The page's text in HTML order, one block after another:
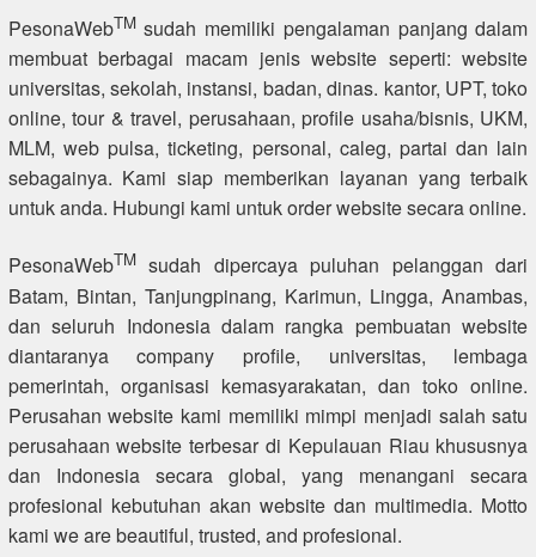
PesonaWebTMsudah memiliki pengalaman panjang dalam
membuat berbagai macam jenis website seperti: website
universitas, sekolah, instansi, badan, dinas. kantor, UPT, toko
online, tour & travel, perusahaan, profile usaha/bisnis, UKM,
MLM, web pulsa, ticketing, personal, caleg, partai dan lain
sebagainya. Kami siap memberikan layanan yang terbaik
untuk anda. Hubungi kami untuk order website secara online.
PesonaWebTMsudah dipercaya puluhan pelanggan dari
Batam, Bintan, Tanjungpinang, Karimun, Lingga, Anambas,
dan seluruh Indonesia dalam rangka pembuatan website
diantaranya company profile, universitas, lembaga
pemerintah, organisasi kemasyarakatan, dan toko online.
Perusahan website kami memiliki mimpi menjadi salah satu
perusahaan website terbesar di Kepulauan Riau khususnya
dan Indonesia secara global, yang menangani secara
profesional kebutuhan akan website dan multimedia. Motto
kami we are beautiful, trusted, and profesional.